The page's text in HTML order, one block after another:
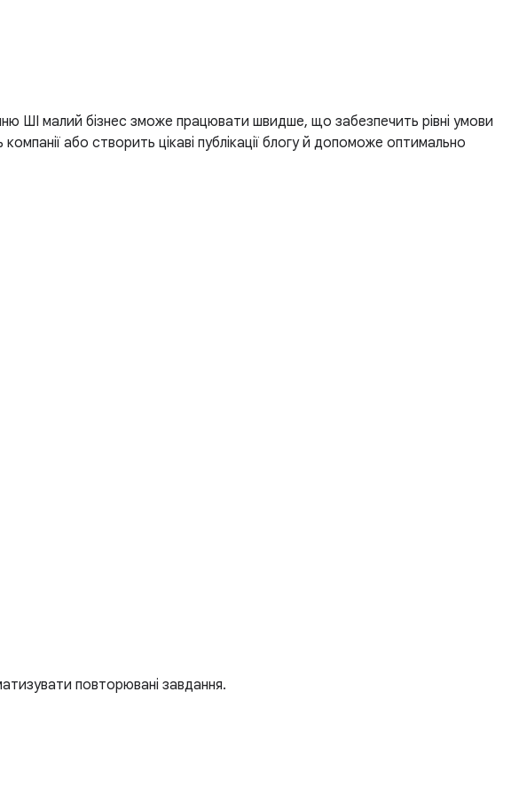
ШІ малий бізнес зможе працювати швидше, що забезпечить рівні умови
або створить цікаві публікації блогу й допоможе оптимально
повторювані завдання.